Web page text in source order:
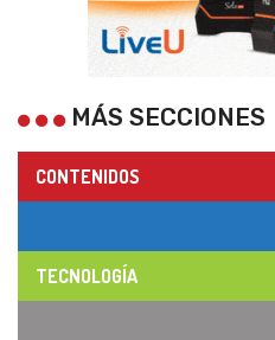
MÁS SECCIONES
CONTENIDOS
TECNOLOGÍA